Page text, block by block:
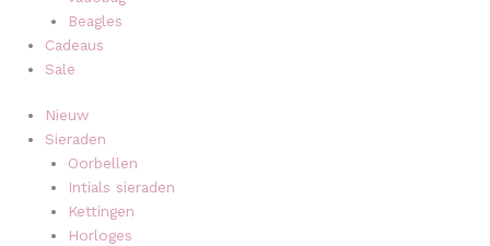
Beagles
Cadeaus
Sale
Nieuw
Sieraden
Oorbellen
Intials sieraden
Kettingen
Horloges